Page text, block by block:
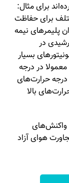
برای مثال:
برای حفاظت
پلیمرهای نیمه
در
بسیار
معمولا در درجه
درجه حرارت‌های
بالا
واکنش‌های
هوای آزاد